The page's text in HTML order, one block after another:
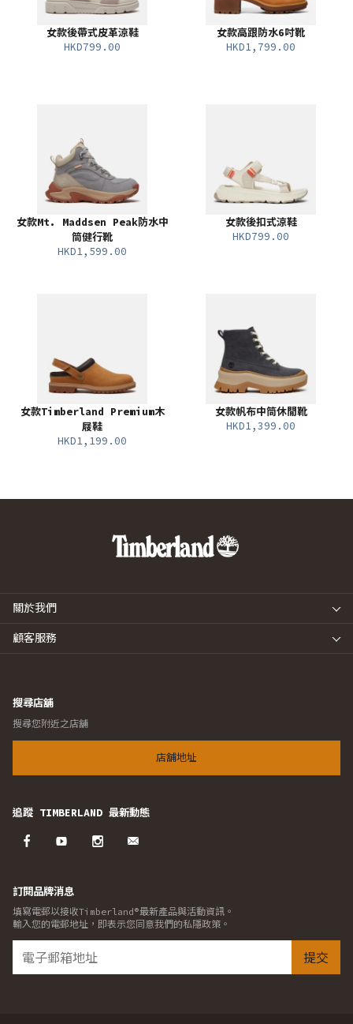
女款後帶式皮革涼鞋
HKD799.00
女款高跟防水6吋靴
HKD1,799.00
女款Mt. Maddsen Peak防水中
筒健行靴
HKD1,599.00
女款後扣式涼鞋
HKD799.00
女款Timberland Premium木
屐鞋
HKD1,199.00
女款帆布中筒休閒靴
HKD1,399.00
關於我們
顧客服務
搜尋店舖
搜尋您附近之店舖
店舖地址
追蹤 TIMBERLAND 最新動態
訂閱品牌消息
填寫電郵以接收Timberland®最新產品與活動資訊。
輸入您的電郵地址，即表示您同意我們的私隱政策。
提交